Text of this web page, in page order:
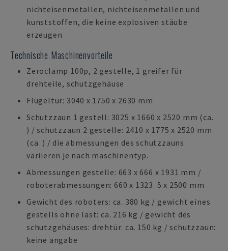
nichteisenmetallen, nichteisenmetallen und
kunststoffen, die keine explosiven stäube
erzeugen
Technische Maschinenvorteile
Zeroclamp 100p, 2 gestelle, 1 greifer für
drehteile, schutzgehäuse
Flügeltür: 3040 x 1750 x 2630 mm
Schutzzaun 1 gestell: 3025 x 1660 x 2520 mm (ca.
) / schutzzaun 2 gestelle: 2410 x 1775 x 2520 mm
(ca. ) / die abmessungen des schutzzauns
variieren je nach maschinentyp.
Abmessungen gestelle: 663 x 666 x 1931 mm /
roboterabmessungen: 660 x 1323. 5 x 2500 mm
Gewicht des roboters: ca. 380 kg / gewicht eines
gestells ohne last: ca. 216 kg / gewicht des
schutzgehäuses: drehtür: ca. 150 kg / schutzzaun:
keine angabe